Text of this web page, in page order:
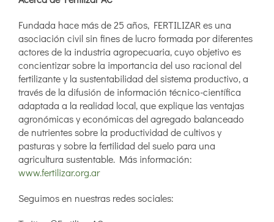
Fundada hace más de 25 años, FERTILIZAR es una
asociación civil sin fines de lucro formada por diferentes
actores de la industria agropecuaria, cuyo objetivo es
concientizar sobre la importancia del uso racional del
fertilizante y la sustentabilidad del sistema productivo, a
través de la difusión de información técnico-científica
adaptada a la realidad local, que explique las ventajas
agronómicas y económicas del agregado balanceado
de nutrientes sobre la productividad de cultivos y
pasturas y sobre la fertilidad del suelo para una
agricultura sustentable. Más información:
www.fertilizar.org.ar
Seguimos en nuestras redes sociales: